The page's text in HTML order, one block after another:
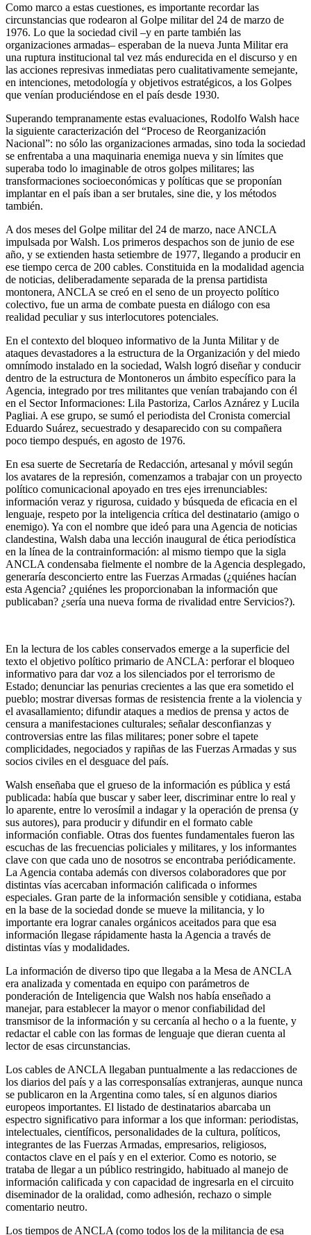
Como marco a estas cuestiones, es importante recordar las
circunstancias que rodearon al Golpe militar del 24 de marzo de
1976. Lo que la sociedad civil –y en parte también las
organizaciones armadas– esperaban de la nueva Junta Militar era
una ruptura institucional tal vez más endurecida en el discurso y en
las acciones represivas inmediatas pero cualitativamente semejante,
en intenciones, metodología y objetivos estratégicos, a los Golpes
que venían produciéndose en el país desde 1930.
Superando tempranamente estas evaluaciones, Rodolfo Walsh hace
la siguiente caracterización del “Proceso de Reorganización
Nacional”: no sólo las organizaciones armadas, sino toda la sociedad
se enfrentaba a una maquinaria enemiga nueva y sin límites que
superaba todo lo imaginable de otros golpes militares; las
transformaciones socioeconómicas y políticas que se proponían
implantar en el país iban a ser brutales, sine die, y los métodos
también.
A dos meses del Golpe militar del 24 de marzo, nace ANCLA
impulsada por Walsh. Los primeros despachos son de junio de ese
año, y se extienden hasta setiembre de 1977, llegando a producir en
ese tiempo cerca de 200 cables. Constituida en la modalidad agencia
de noticias, deliberadamente separada de la prensa partidista
montonera, ANCLA se creó en el seno de un proyecto político
colectivo, fue un arma de combate puesta en diálogo con esa
realidad peculiar y sus interlocutores potenciales.
En el contexto del bloqueo informativo de la Junta Militar y de
ataques devastadores a la estructura de la Organización y del miedo
omnímodo instalado en la sociedad, Walsh logró diseñar y conducir
dentro de la estructura de Montoneros un ámbito específico para la
Agencia, integrado por tres militantes que venían trabajando con él
en el Sector Informaciones: Lila Pastoriza, Carlos Aznárez y Lucila
Pagliai. A ese grupo, se sumó el periodista del Cronista comercial
Eduardo Suárez, secuestrado y desaparecido con su compañera
poco tiempo después, en agosto de 1976.
En esa suerte de Secretaría de Redacción, artesanal y móvil según
los avatares de la represión, comenzamos a trabajar con un proyecto
político comunicacional apoyado en tres ejes irrenunciables:
información veraz y rigurosa, cuidado y búsqueda de eficacia en el
lenguaje, respeto por la inteligencia crítica del destinatario (amigo o
enemigo). Ya con el nombre que ideó para una Agencia de noticias
clandestina, Walsh daba una lección inaugural de ética periodística
en la línea de la contrainformación: al mismo tiempo que la sigla
ANCLA condensaba fielmente el nombre de la Agencia desplegado,
generaría desconcierto entre las Fuerzas Armadas (¿quiénes hacían
esta Agencia? ¿quiénes les proporcionaban la información que
publicaban? ¿sería una nueva forma de rivalidad entre Servicios?).
En la lectura de los cables conservados emerge a la superficie del
texto el objetivo político primario de ANCLA: perforar el bloqueo
informativo para dar voz a los silenciados por el terrorismo de
Estado; denunciar las penurias crecientes a las que era sometido el
pueblo; mostrar diversas formas de resistencia frente a la violencia y
el avasallamiento; difundir ataques a medios de prensa y actos de
censura a manifestaciones culturales; señalar desconfianzas y
controversias entre las filas militares; poner sobre el tapete
complicidades, negociados y rapiñas de las Fuerzas Armadas y sus
socios civiles en el desguace del país.
Walsh enseñaba que el grueso de la información es pública y está
publicada: había que buscar y saber leer, discriminar entre lo real y
lo aparente, entre lo verosímil a indagar y la operación de prensa (y
sus autores), para producir y difundir en el formato cable
información confiable. Otras dos fuentes fundamentales fueron las
escuchas de las frecuencias policiales y militares, y los informantes
clave con que cada uno de nosotros se encontraba periódicamente.
La Agencia contaba además con diversos colaboradores que por
distintas vías acercaban información calificada o informes
especiales. Gran parte de la información sensible y cotidiana, estaba
en la base de la sociedad donde se mueve la militancia, y lo
importante era lograr canales orgánicos aceitados para que esa
información llegase rápidamente hasta la Agencia a través de
distintas vías y modalidades.
La información de diverso tipo que llegaba a la Mesa de ANCLA
era analizada y comentada en equipo con parámetros de
ponderación de Inteligencia que Walsh nos había enseñado a
manejar, para establecer la mayor o menor confiabilidad del
transmisor de la información y su cercanía al hecho o a la fuente, y
redactar el cable con las formas de lenguaje que dieran cuenta al
lector de esas circunstancias.
Los cables de ANCLA llegaban puntualmente a las redacciones de
los diarios del país y a las corresponsalías extranjeras, aunque nunca
se publicaron en la Argentina como tales, sí en algunos diarios
europeos importantes. El listado de destinatarios abarcaba un
espectro significativo para informar a los que informan: periodistas,
intelectuales, científicos, personalidades de la cultura, políticos,
integrantes de las Fuerzas Armadas, empresarios, religiosos,
contactos clave en el país y en el exterior. Como es notorio, se
trataba de llegar a un público restringido, habituado al manejo de
información calificada y con capacidad de ingresarla en el circuito
diseminador de la oralidad, como adhesión, rechazo o simple
comentario neutro.
Los tiempos de ANCLA (como todos los de la militancia de esa